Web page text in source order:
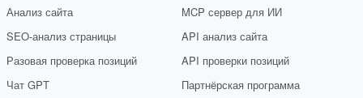
Анализ сайта
SEO-анализ страницы
Разовая проверка позиций
Чат GPT
MCP сервер для ИИ
API анализ сайта
API проверки позиций
Партнёрская программа